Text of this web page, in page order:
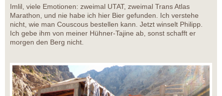
Imlil, viele Emotionen: zweimal UTAT, zweimal Trans Atlas
Marathon, und nie habe ich hier Bier gefunden. Ich verstehe
nicht, wie man Couscous bestellen kann. Jetzt winselt Philipp.
Ich gebe ihm von meiner Hühner-Tajine ab, sonst schafft er
morgen den Berg nicht.